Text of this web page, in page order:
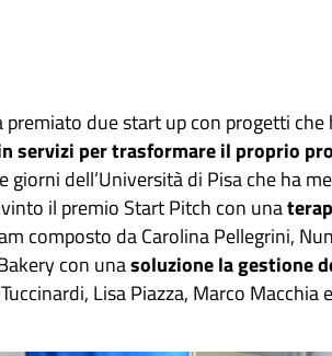
premiato due start up con progetti
servizi per trasformare il proprio
giorni dell’Università di Pisa che ha
il premio Start Pitch con una
composto da Carolina Pellegrini,
con unasoluzione la gestione
Lisa Piazza, Marco Macchia